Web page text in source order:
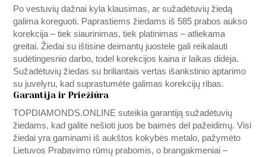
Po vestuvių dažnai kyla klausimas, ar sužadėtuvių žiedą
galima koreguoti. Paprastiems žiedams iš 585 prabos aukso
korekcija – tiek siaurinimas, tiek platinimas – atliekama
greitai. Žiedai su ištisine deimantų juostele gali reikalauti
sudėtingesnio darbo, todel korekcijos kaina ir laikas didėja.
Sužadėtuvių žiedas su briliantais vertas išankstinio aptarimo
su juvelyru, kad suprastumėte galimas korekcijų ribas.
Garantija ir Priežiūra
TOPDIAMONDS.ONLINE suteikia garantiją sužadėtuvių
žiedams, kad galite nešioti juos be baimės del pažeidimų. Visi
žiedai yra gaminami iš aukštos kokybės metalo, pažymėto
Lietuvos Prabavimo rūmų prabomis, o brangakmeniai –